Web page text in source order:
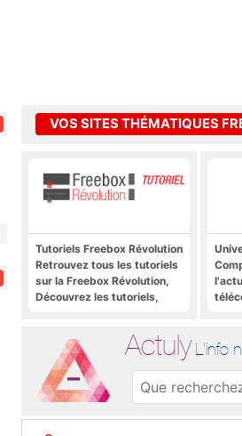
VOS SITES THÉMATIQUES
Tutoriels Freebox Révolution
Retrouvez tous les tutoriels
sur la Freebox Révolution,
Découvrez les tutoriels,
Freebox Server, Freebox
Player
Actuly L'info